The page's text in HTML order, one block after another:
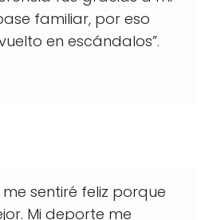
familiar, por eso
en escándalos”.
me sentiré feliz porque
Mi deporte me